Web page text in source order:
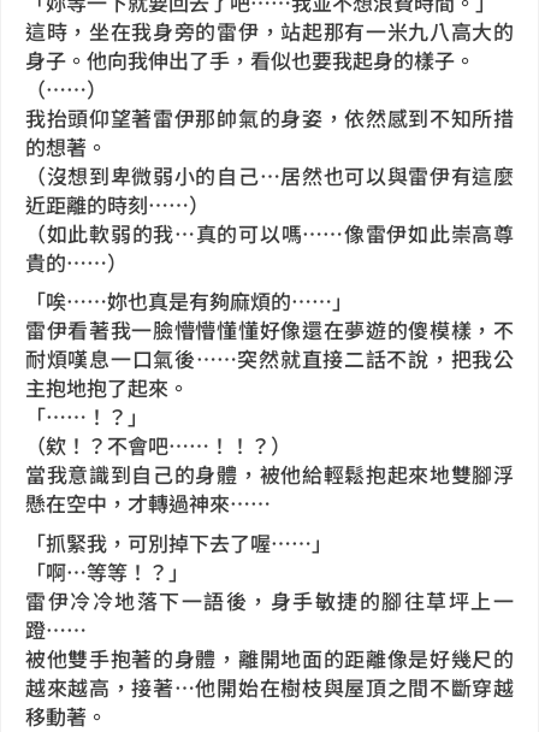
這時，坐在我身旁的雷伊，站起那有一米九八高大的
身子。他向我伸出了手，看似也要我起身的樣子。
（……）
我抬頭仰望著雷伊那帥氣的身姿，依然感到不知所措
的想著。
（沒想到卑微弱小的自己…居然也可以與雷伊有這麼
近距離的時刻……）
（如此軟弱的我…真的可以嗎……像雷伊如此崇高尊
貴的……）
「唉……妳也真是有夠麻煩的……」
雷伊看著我一臉懵懵懂懂好像還在夢遊的傻模樣，不
耐煩嘆息一口氣後……突然就直接二話不說，把我公
主抱地抱了起來。
「……！？」
（欸！？不會吧……！！？）
當我意識到自己的身體，被他給輕鬆抱起來地雙腳浮
懸在空中，才轉過神來……
「抓緊我，可別掉下去了喔……」
「啊…等等！？」
雷伊冷冷地落下一語後，身手敏捷的腳往草坪上一
蹬……
被他雙手抱著的身體，離開地面的距離像是好幾尺的
越來越高，接著…他開始在樹枝與屋頂之間不斷穿越
移動著。